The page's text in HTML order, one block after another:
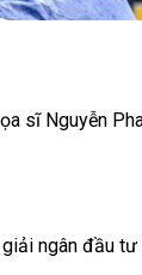
sĩ Nguyễn
ngân đầu